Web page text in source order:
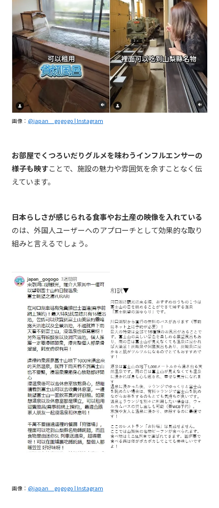
画像： @japan__gogogo | Instagram
お部屋でくつろいだりグルメを味わうインフルエンサーの
様子も映すことで、施設の魅力や雰囲気を余すことなく伝
えています。
日本らしさが感じられる食事やお土産の映像を入れている
のは、外国人ユーザーへのアプローチとして効果的な取り
組みと言えるでしょう。
画像： @japan__gogogo | Instagram